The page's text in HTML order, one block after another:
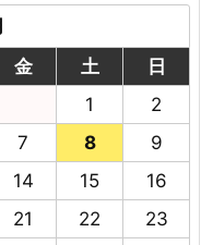
金 土
日
1
2
7 8
9
14 15
16
21 22
23